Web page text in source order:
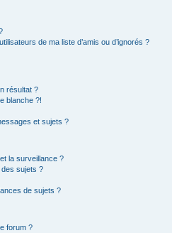
de ma liste d’amis ou d’ignorés ?
résultat ?
blanche ?!
et sujets ?
la surveillance ?
sujets ?
de sujets ?
forum ?